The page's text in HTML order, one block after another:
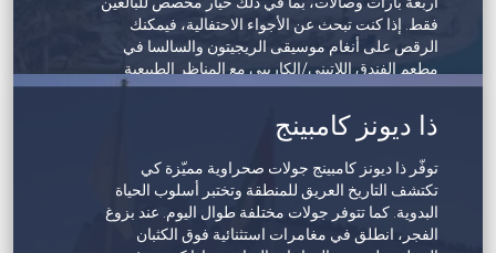
فقط. إذا كنت تبحث عن الأجواء الاحتفالية، فيمكنك
الرقص على أنغام موسيقى الريجيتون والسالسا في
مطعم الفندق اللاتيني/الكاريبي مع المناظر الطبيعية
الخلابة لمضيق هرمز كخلفية لك.
عندما ترغب في الاسترخاء، ستجد في المنتجع الصحي
ما تبحث عنه، حيث يعد ملاذاً هادئاً مع مجموعة متنوعة
من العلاجات المعروضة، بينما توفر حمامات السباحة
المتعددة وجهة للتجديد. وعلى الشاطئ الخاص بالمنتجع،
يمكن للضيوف الاستحمام في الشمس أو الانطلاق في
مغامرة الرياضات المائية.
سيحظى الأطفال بأوقات ممتعة للغاية في نادي ريكسي
ذا ديونز كامبينج
توفّر ذا ديونز كامبينج جولات صحراوية مميّزة كي
تكتشف التاريخ العريق للمنطقة وتختبر أسلوب الحياة
البدوية. كما تتوفر جولات مختلفة طوال اليوم. عند بزوغ
الفجر، انطلق في مغامرات استثنائية فوق الكثبان